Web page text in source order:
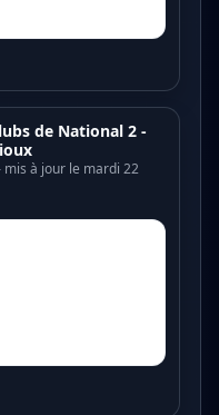
de National 2 -
à jour le mardi 22